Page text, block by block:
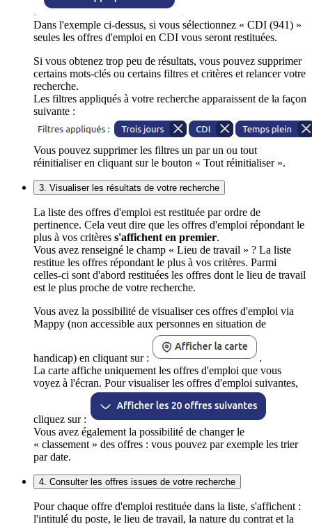
Dans l'exemple ci-dessus, si vous sélectionnez « CDI (941) »
seules les offres d'emploi en CDI vous seront restituées.
Si vous obtenez trop peu de résultats, vous pouvez supprimer
certains mots-clés ou certains filtres et critères et relancer votre
recherche.
Les filtres appliqués à votre recherche apparaissent de la façon
suivante :
Vous pouvez supprimer les filtres un par un ou tout
réinitialiser en cliquant sur le bouton « Tout réinitialiser ».
3. Visualiser les résultats de votre recherche
La liste des offres d'emploi est restituée par ordre de
pertinence. Cela veut dire que les offres d'emploi répondant le
plus à vos critères s'affichent en premier.
Vous avez renseigné le champ « Lieu de travail » ? La liste
restitue les offres répondant le plus à vos critères. Parmi
celles-ci sont d'abord restituées les offres dont le lieu de travail
est le plus proche de votre recherche.
Vous avez la possibilité de visualiser ces offres d'emploi via
Mappy (non accessible aux personnes en situation de
handicap) en cliquant sur :
.
La carte affiche uniquement les offres d'emploi que vous
voyez à l'écran. Pour visualiser les offres d'emploi suivantes,
cliquez sur :
Vous avez également la possibilité de changer le
« classement » des offres : vous pouvez par exemple les trier
par date.
4. Consulter les offres issues de votre recherche
Pour chaque offre d'emploi restituée dans la liste, s'affichent :
l'intitulé du poste, le lieu de travail, la nature du contrat et la